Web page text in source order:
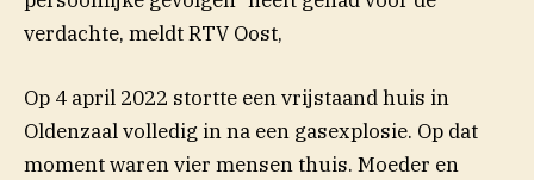
verdachte, meldt RTV Oost(opent in nieuw venster)
,
Op 4 april 2022 stortte een vrijstaand huis in
Oldenzaal volledig in na een gasexplosie. Op dat
moment waren vier mensen thuis. Moeder en